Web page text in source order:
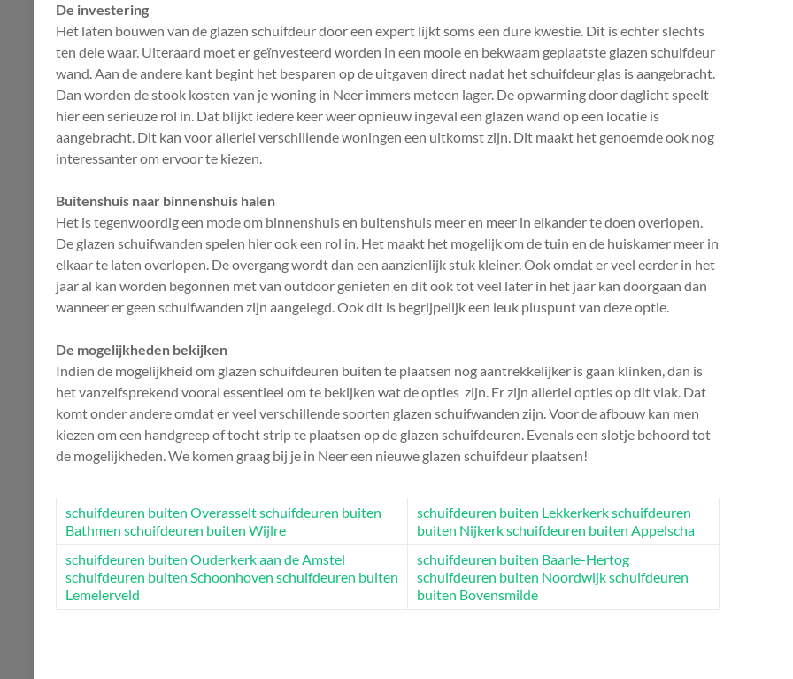
De investering
Het laten bouwen van de glazen schuifdeur door een expert lijkt soms een dure kwestie. Dit is echter slechts
ten dele waar. Uiteraard moet er geïnvesteerd worden in een mooie en bekwaam geplaatste glazen schuifdeur
wand. Aan de andere kant begint het besparen op de uitgaven direct nadat het schuifdeur glas is aangebracht.
Dan worden de stook kosten van je woning in Neer immers meteen lager. De opwarming door daglicht speelt
hier een serieuze rol in. Dat blijkt iedere keer weer opnieuw ingeval een glazen wand op een locatie is
aangebracht. Dit kan voor allerlei verschillende woningen een uitkomst zijn. Dit maakt het genoemde ook nog
interessanter om ervoor te kiezen.
Buitenshuis naar binnenshuis halen
Het is tegenwoordig een mode om binnenshuis en buitenshuis meer en meer in elkander te doen overlopen.
De glazen schuifwanden spelen hier ook een rol in. Het maakt het mogelijk om de tuin en de huiskamer meer in
elkaar te laten overlopen. De overgang wordt dan een aanzienlijk stuk kleiner. Ook omdat er veel eerder in het
jaar al kan worden begonnen met van outdoor genieten en dit ook tot veel later in het jaar kan doorgaan dan
wanneer er geen schuifwanden zijn aangelegd. Ook dit is begrijpelijk een leuk pluspunt van deze optie.
De mogelijkheden bekijken
Indien de mogelijkheid om glazen schuifdeuren buiten te plaatsen nog aantrekkelijker is gaan klinken, dan is
het vanzelfsprekend vooral essentieel om te bekijken wat de opties zijn. Er zijn allerlei opties op dit vlak. Dat
komt onder andere omdat er veel verschillende soorten glazen schuifwanden zijn. Voor de afbouw kan men
kiezen om een handgreep of tocht strip te plaatsen op de glazen schuifdeuren. Evenals een slotje behoord tot
de mogelijkheden. We komen graag bij je in Neer een nieuwe glazen schuifdeur plaatsen!
schuifdeuren buiten Overasseltschuifdeuren buiten
Bathmen schuifdeuren buiten Wijlre
schuifdeuren buiten Lekkerkerkschuifdeuren
buiten Nijkerkschuifdeuren buiten Appelscha
schuifdeuren buiten Ouderkerk aan de Amstel
schuifdeuren buiten Schoonhoven schuifdeuren buiten
Lemelerveld
schuifdeuren buiten Baarle-Hertog
schuifdeuren buiten Noordwijkschuifdeuren
buiten Bovensmilde